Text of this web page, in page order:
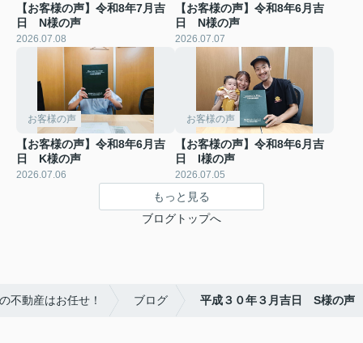
【お客様の声】令和8年7月吉
日 N様の声
2026.07.08
【お客様の声】令和8年6月吉
日 N様の声
2026.07.07
お客様の声
【お客様の声】令和8年6月吉
日 K様の声
2026.07.06
お客様の声
【お客様の声】令和8年6月吉
日 I様の声
2026.07.05
もっと見る
ブログトップへ
不動産はお任せ！ ブログ 平成３０年３月吉日 S様の声